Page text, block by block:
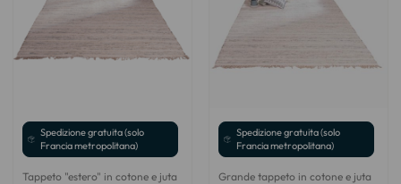
Spedizione gratuita (solo
Francia metropolitana)
Tappeto "estero" in cotone e juta
Spedizione gratuita (solo
Francia metropolitana)
Grande tappeto in cotone e juta